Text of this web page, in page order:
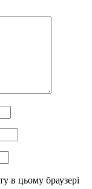
в цьому браузері